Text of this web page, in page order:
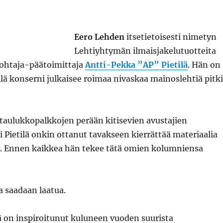
Eero Lehdenitsetietoisesti nimetyn
Lehtiyhtymän ilmaisjakelutuotteita
päätoimittajaAntti-Pekka ”AP” Pietilä. Hän on
konserni julkaisee roimaa nivaskaa mainoslehtiä
perään kitisevien avustajien
Pietilä onkin ottanut tavakseen kierrättää materiaalia
Ennen kaikkea hän tekee tätä omien kolumniensa
saadaan laatua.
on inspiroitunut kuluneen vuoden suurista